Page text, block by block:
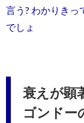
言う? わかりき
でしょ
衰えが顕
ゴンドー